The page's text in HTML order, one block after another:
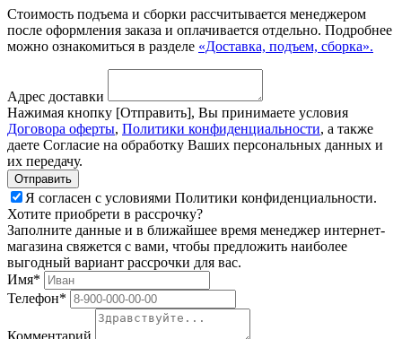
Стоимость подъема и сборки рассчитывается менеджером
после оформления заказа и оплачивается отдельно. Подробнее
можно ознакомиться в разделе «Доставка, подъем, сборка».
Адрес доставки
Нажимая кнопку [Отправить], Вы принимаете условия
Договора оферты, Политики конфиденциальности, а также
даете Согласие на обработку Ваших персональных данных и
их передачу.
Я согласен с условиями Политики конфиденциальности.
Хотите приобрети в рассрочку?
Заполните данные и в ближайшее время менеджер интернет-
магазина свяжется с вами, чтобы предложить наиболее
выгодный вариант рассрочки для вас.
Имя*
Телефон*
Комментарий